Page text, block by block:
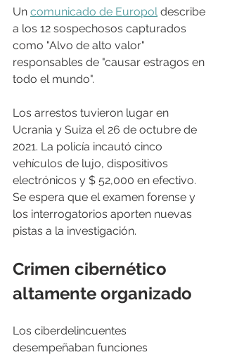
Un comunicado de Europol describe
a los 12 sospechosos capturados
como "Alvo de alto valor"
responsables de "causar estragos en
todo el mundo".
Los arrestos tuvieron lugar en
Ucrania y Suiza el 26 de octubre de
2021. La policía incautó cinco
vehículos de lujo, dispositivos
electrónicos y $ 52,000 en efectivo.
Se espera que el examen forense y
los interrogatorios aporten nuevas
pistas a la investigación.
Crimen cibernético
altamente organizado
Los ciberdelincuentes
desempeñaban funciones